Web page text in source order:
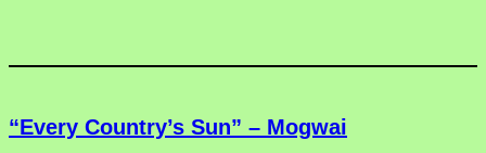
“Every Country’s Sun” – Mogwai